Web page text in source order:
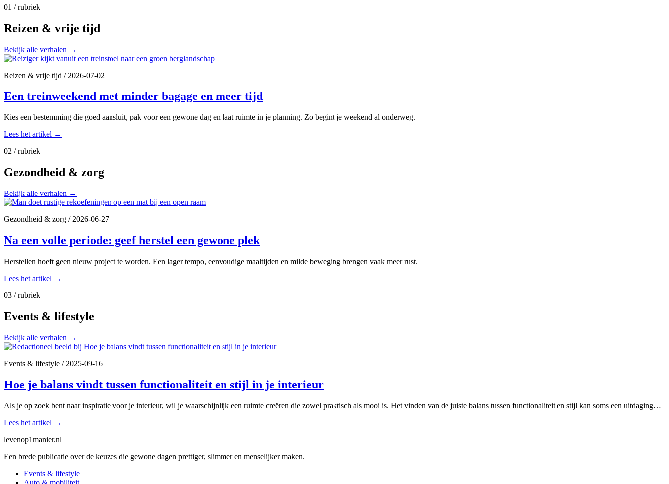
01 / rubriek
Reizen & vrije tijd
Bekijk alle verhalen →
Reizen & vrije tijd /2026-07-02
Een treinweekend met minder bagage en meer tijd
Kies een bestemming die goed aansluit, pak voor een gewone dag en laat ruimte in je planning. Zo begint je weekend al onderweg.
Lees het artikel →
02 / rubriek
Gezondheid & zorg
Bekijk alle verhalen →
Gezondheid & zorg /2026-06-27
Na een volle periode: geef herstel een gewone plek
Herstellen hoeft geen nieuw project te worden. Een lager tempo, eenvoudige maaltijden en milde beweging brengen vaak meer rust.
Lees het artikel →
03 / rubriek
Events & lifestyle
Bekijk alle verhalen →
Events & lifestyle /2025-09-16
Hoe je balans vindt tussen functionaliteit en stijl in je interieur
Als je op zoek bent naar inspiratie voor je interieur, wil je waarschijnlijk een ruimte creëren die zowel praktisch als mooi is. Het vinden van de juiste balans tussen functionaliteit en stijl kan soms een uitdaging…
Lees het artikel →
levenop1manier.nl
Een brede publicatie over de keuzes die gewone dagen prettiger, slimmer en menselijker maken.
Events & lifestyle
Auto & mobiliteit